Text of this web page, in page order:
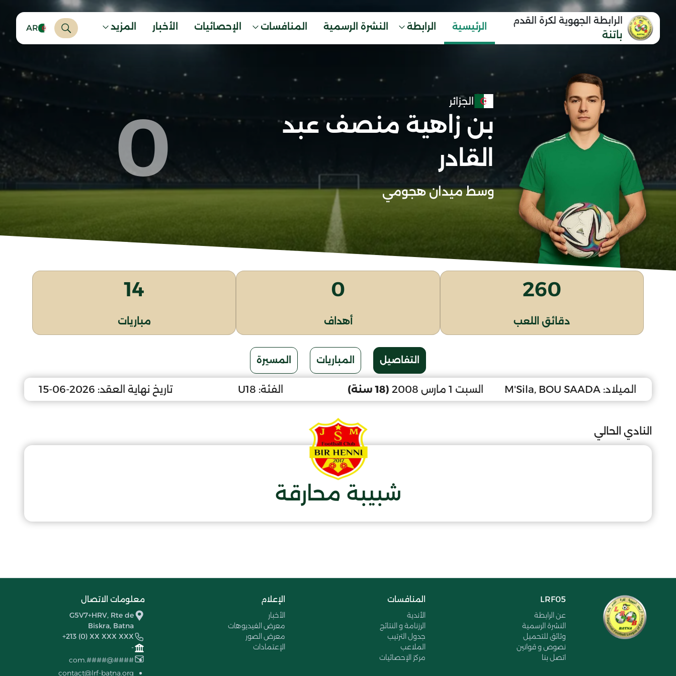
الرابطة الجهوية لكرة القدم
باتنة
الرئيسية الرابطة النشرة الرسمية المنافسات الإحصائيات الأخبار المزيد AR
الجزائر
بن زاهية منصف عبد
القادر
وسط ميدان هجومي 0
260
دقائق اللعب
0
أهداف
14
مباريات
التفاصيل المباريات المسيرة
الميلاد: M'Sila, BOU SAADA السبت 1 مارس 2008 (18 سنة) الفئة: U18 تاريخ نهاية العقد: 2026-06-15
النادي الحالي
شبيبة محارقة
LRF05
عن الرابطة
النشرة الرسمية
وثائق للتحميل
نصوص و قوانين
اتصل بنا
المنافسات
الأندية
الرزنامة و النتائج
جدول الترتيب
الملاعب
مركز الإحصائيات
الإعلام
الأخبار
معرض الفيديوهات
معرض الصور
الإعتمادات
معلومات الاتصال
G5V7+HRV, Rte de
Biskra, Batna
+213 (0) XX XXX XXX
-
####@####.com
contact@lrf-batna.org